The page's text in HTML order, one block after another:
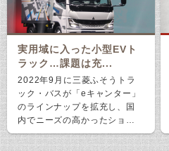
実用域に入った小型EVト
ラック…課題は充...
2022年9月に三菱ふそうトラ
ック・バスが「eキャンター」
のラインナップを拡充し、国
内でニーズの高かったショー
ト＆ナローボディ（G...